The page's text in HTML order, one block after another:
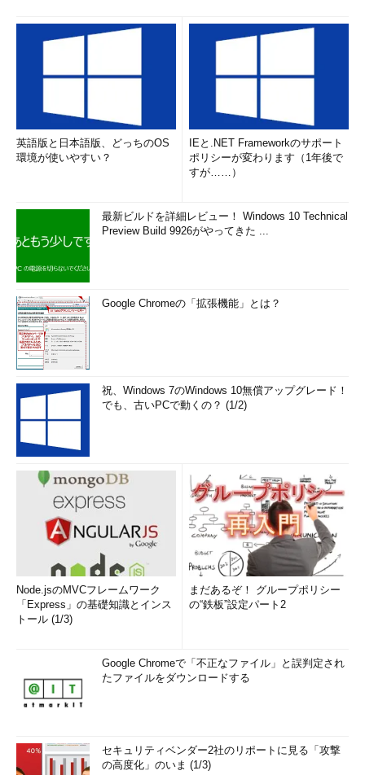
英語版と日本語版、どっちのOS
環境が使いやすい？
IEと.NET Frameworkのサポート
ポリシーが変わります（1年後で
すが……）
最新ビルドを詳細レビュー！ Windows 10 Technical
Preview Build 9926がやってきた ...
Google Chromeの「拡張機能」とは？
祝、Windows 7のWindows 10無償アップグレード！
でも、古いPCで動くの？ (1/2)
Node.jsのMVCフレームワーク
「Express」の基礎知識とインス
トール (1/3)
まだあるぞ！ グループポリシー
の“鉄板”設定パート2
Google Chromeで「不正なファイル」と誤判定され
たファイルをダウンロードする
セキュリティベンダー2社のリポートに見る「攻撃
の高度化」のいま (1/3)